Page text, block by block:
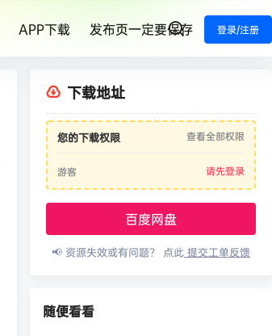
登录/注册
APP下载 发布页一定要保存
下载地址
您的下载权限 查看全部权限
游客 请先登录
百度网盘
📢 资源失效或有问题？ 点此 提交工单反馈
随便看看